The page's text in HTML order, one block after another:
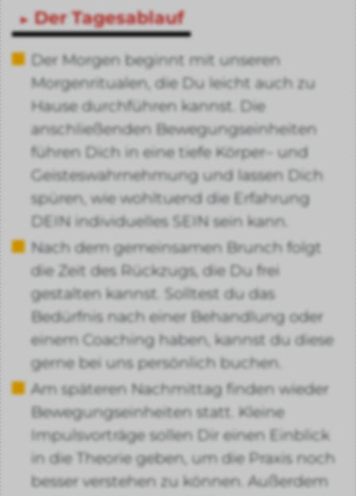
Der Tagesablauf
Der Morgen beginnt mit unseren
Morgenritualen, die Du leicht auch zu
Hause durchführen kannst. Die
anschließenden Bewegungseinheiten
führen Dich in eine tiefe Körper– und
Geisteswahrnehmung und lassen Dich
spüren, wie wohltuend die Erfahrung
DEIN individuelles SEIN sein kann.
Nach dem gemeinsamen Brunch folgt
die Zeit des Rückzugs, die Du frei
gestalten kannst. Solltest du das
Bedürfnis nach einer Behandlung oder
einem Coaching haben, kannst du diese
gerne bei uns persönlich buchen.
Am späteren Nachmittag finden wieder
Bewegungseinheiten statt. Kleine
Impulsvorträge sollen Dir einen Einblick
in die Theorie geben, um die Praxis noch
besser verstehen zu können. Außerdem